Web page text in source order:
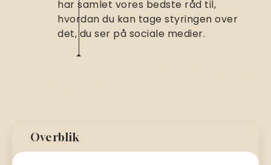
har samlet vores bedste råd til,
hvordan du kan tage styringen over
det, du ser på sociale medier.
Overblik